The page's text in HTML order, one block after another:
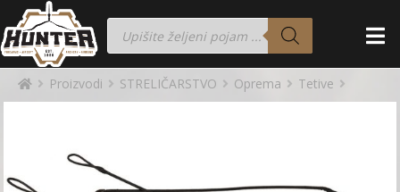
Proizvodi STRELIČARSTVO Oprema Tetive